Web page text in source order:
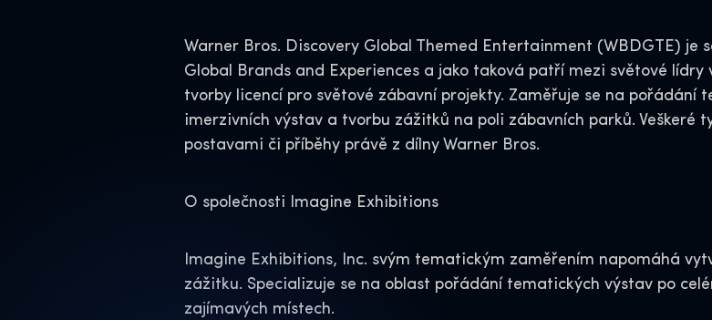
Warner Bros. Discovery Global Themed Entertainment (WBDGTE) je
Global Brands and Experiences a jako taková patří mezi světové
tvorby licencí pro světové zábavní projekty. Zaměřuje se na pořádání
imerzivních výstav a tvorbu zážitků na poli zábavních parků. Veškeré
postavami či příběhy právě z dílny Warner Bros.
O společnosti Imagine Exhibitions
Imagine Exhibitions, Inc. svým tematickým zaměřením napomáhá
zážitku. Specializuje se na oblast pořádání tematických výstav po
zajímavých místech.